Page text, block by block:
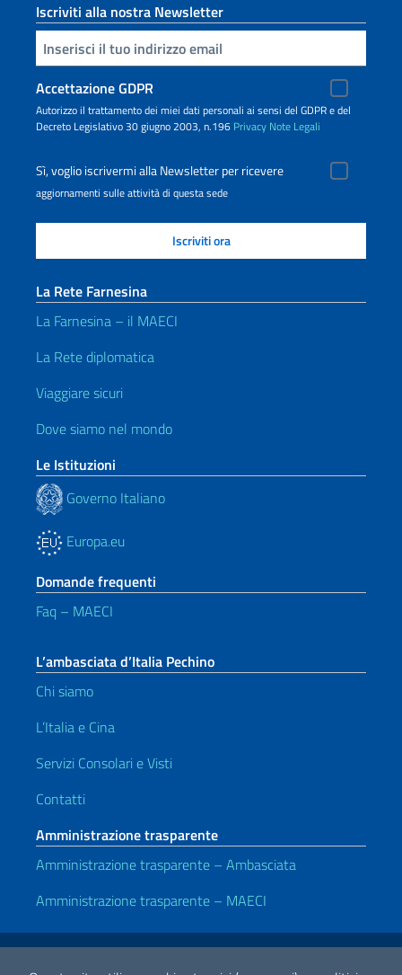
Iscriviti alla nostra Newsletter
Inserisci la tua email
Accettazione GDPR
Autorizzo il trattamento dei miei dati personali ai sensi del GDPR e del
Decreto Legislativo 30 giugno 2003, n.196 Privacy Note Legali
Sì, voglio iscrivermi alla Newsletter per ricevere
aggiornamenti sulle attività di questa sede
La Rete Farnesina
La Farnesina – il MAECI
La Rete diplomatica
Viaggiare sicuri
Dove siamo nel mondo
Le Istituzioni
Governo Italiano
Europa.eu
Domande frequenti
Faq – MAECI
L’ambasciata d’Italia Pechino
Chi siamo
L’Italia e Cina
Servizi Consolari e Visti
Contatti
Amministrazione trasparente
Amministrazione trasparente – Ambasciata
Amministrazione trasparente – MAECI
Link Utili